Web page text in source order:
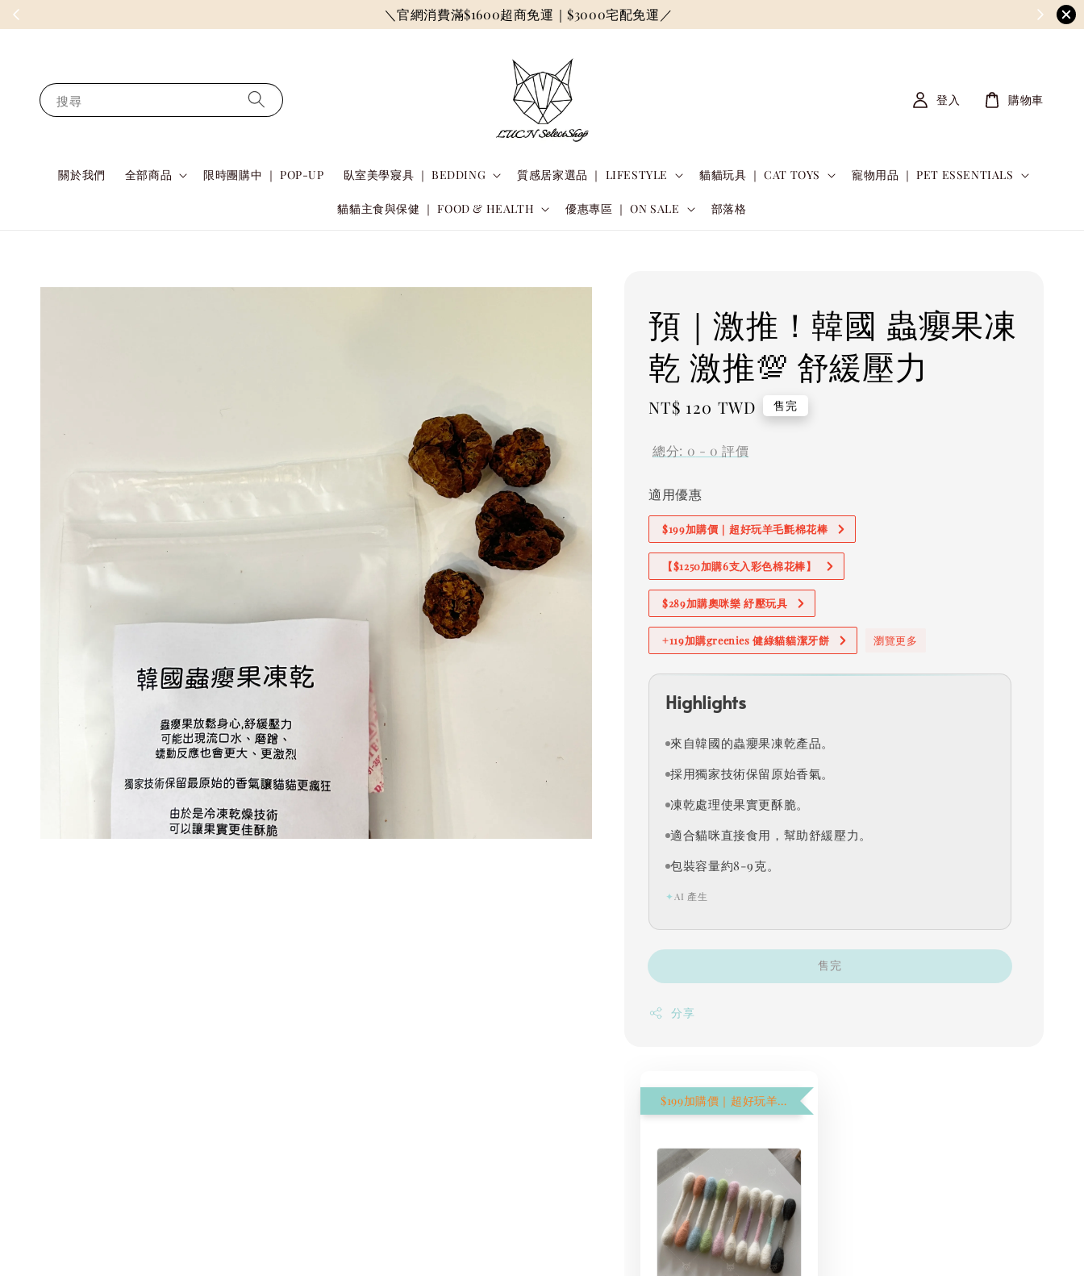
＼官網消費滿$1600超商免運｜$3000宅配免運／
搜尋
關於我們 全部商品 限時團購中 ｜ POP-UP 臥室美學寢具 ｜ BEDDING 質感居家選品 ｜ LIFESTYLE 貓貓玩具 ｜ CAT TOYS 寵物用品 ｜ PET ESSENTIALS
貓貓主食與保健 ｜ FOOD & HEALTH 優惠專區 ｜ ON SALE 部落格
登入 購物車
預｜激推！韓國 蟲癭果凍
乾 激推💯 舒緩壓力
Regular
NT$ 120 TWD 售完
總分: 0 - 0 評價
適用優惠
$199加購價｜超好玩羊毛氈棉花棒
【$1250加購6支入彩色棉花棒】
$289加購奧咪樂 紓壓玩具
+119加購greenies 健綠貓貓潔牙餅 瀏覽更多
Highlights
來自韓國的蟲癭果凍乾產品。
採用獨家技術保留原始香氣。
凍乾處理使果實更酥脆。
適合貓咪直接食用，幫助舒緩壓力。
包裝容量約8-9克。
✦ AI 產生
售完
分享
$199加購價｜超好玩羊毛氈棉花棒